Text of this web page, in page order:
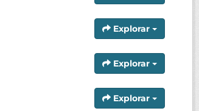
Explorar
Explorar
Explorar